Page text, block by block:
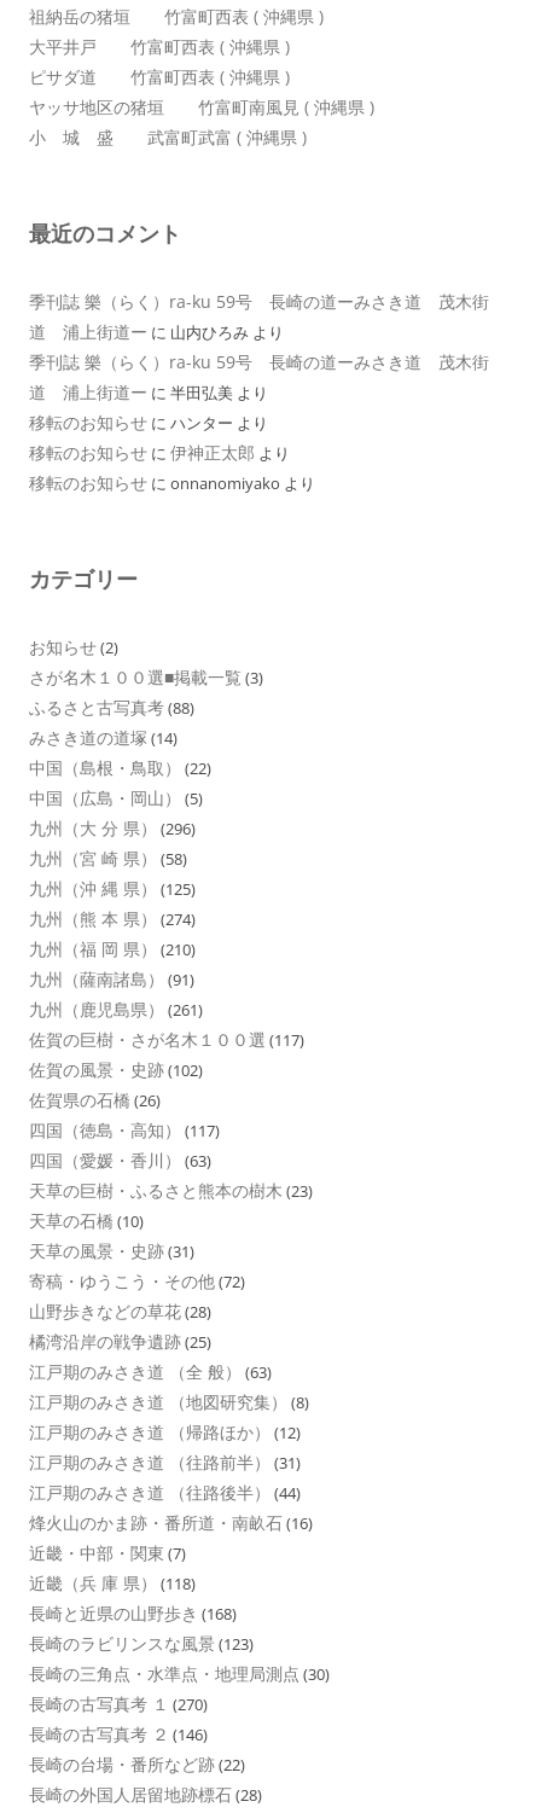
祖納岳の猪垣 竹富町西表 ( 沖縄県 )
大平井戸 竹富町西表 ( 沖縄県 )
ピサダ道 竹富町西表 ( 沖縄県 )
ヤッサ地区の猪垣 竹富町南風見 ( 沖縄県 )
小 城 盛 武富町武富 ( 沖縄県 )
最近のコメント
季刊誌 樂（らく）ra-ku 59号 長崎の道ーみさき道 茂木街
道 浦上街道ー に 山内ひろみ より
季刊誌 樂（らく）ra-ku 59号 長崎の道ーみさき道 茂木街
道 浦上街道ー に 半田弘美 より
移転のお知らせ に ハンター より
移転のお知らせ に 伊神正太郎 より
移転のお知らせ に onnanomiyako より
カテゴリー
お知らせ(2)
さが名木１００選■掲載一覧 (3)
ふるさと古写真考(88)
みさき道の道塚 (14)
中国（島根・鳥取） (22)
中国（広島・岡山） (5)
九州（大 分 県） (296)
九州（宮 崎 県） (58)
九州（沖 縄 県） (125)
九州（熊 本 県） (274)
九州（福 岡 県） (210)
九州（薩南諸島） (91)
九州（鹿児島県） (261)
佐賀の巨樹・さが名木１００選 (117)
佐賀の風景・史跡(102)
佐賀県の石橋 (26)
四国（徳島・高知） (117)
四国（愛媛・香川） (63)
天草の巨樹・ふるさと熊本の樹木 (23)
天草の石橋 (10)
天草の風景・史跡(31)
寄稿・ゆうこう・その他(72)
山野歩きなどの草花(28)
橘湾沿岸の戦争遺跡(25)
江戸期のみさき道 （全 般） (63)
江戸期のみさき道 （地図研究集） (8)
江戸期のみさき道 （帰路ほか） (12)
江戸期のみさき道 （往路前半） (31)
江戸期のみさき道 （往路後半） (44)
烽火山のかま跡・番所道・南畝石(16)
近畿・中部・関東 (7)
近畿（兵 庫 県） (118)
長崎と近県の山野歩き (168)
長崎のラビリンスな風景 (123)
長崎の三角点・水準点・地理局測点 (30)
長崎の古写真考 １ (270)
長崎の古写真考 ２ (146)
長崎の台場・番所など跡(22)
長崎の外国人居留地跡標石(28)